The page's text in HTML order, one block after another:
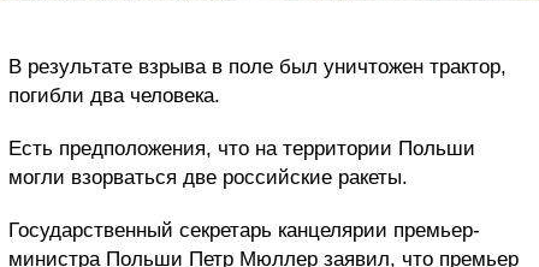
В результате взрыва в поле был уничтожен трактор,
погибли два человека.
Есть предположения, что на территории Польши
могли взорваться две российские ракеты.
Государственный секретарь канцелярии премьер-
министра Польши Петр Мюллер заявил, что премьер